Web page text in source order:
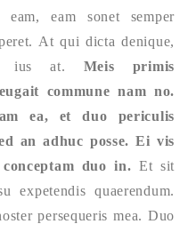
eam sonet semper
At qui dicta denique,
ius at. Meis primis
commune nam no.
ea, et duo periculis
an adhuc posse. Ei vis
duo in. Et sit
expetendis quaerendum.
persequeris mea. Duo